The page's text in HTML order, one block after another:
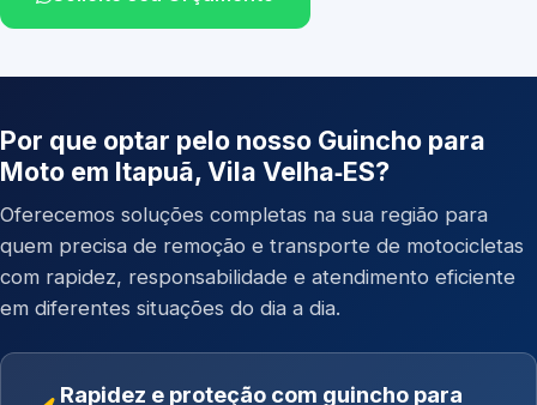
Por que optar pelo nosso Guincho para
Moto em Itapuã, Vila Velha‑ES?
Oferecemos soluções completas na sua região para
quem precisa de remoção e transporte de motocicletas
com rapidez, responsabilidade e atendimento eficiente
em diferentes situações do dia a dia.
Rapidez e proteção com guincho para